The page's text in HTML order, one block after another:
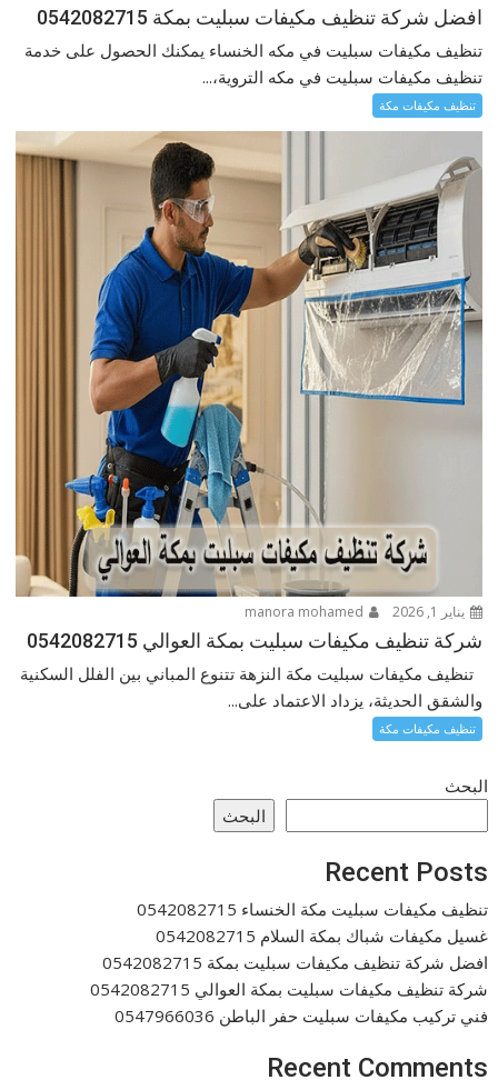
افضل شركة تنظيف مكيفات سبليت بمكة 0542082715
تنظيف مكيفات سبليت في مكه الخنساء يمكنك الحصول على خدمة
تنظيف مكيفات سبليت في مكه التروية،...
تنظيف مكيفات مكة
يناير 1, 2026
شركة تنظيف مكيفات سبليت بمكة العوالي 0542082715
تنظيف مكيفات سبليت مكة النزهة تتنوع المباني بين الفلل السكنية
والشقق الحديثة، يزداد الاعتماد على...
تنظيف مكيفات مكة
البحث
البحث
Recent Posts
تنظيف مكيفات سبليت مكة الخنساء 0542082715
غسيل مكيفات شباك بمكة السلام 0542082715
افضل شركة تنظيف مكيفات سبليت بمكة 0542082715
شركة تنظيف مكيفات سبليت بمكة العوالي 0542082715
فني تركيب مكيفات سبليت حفر الباطن 0547966036
Recent Comments